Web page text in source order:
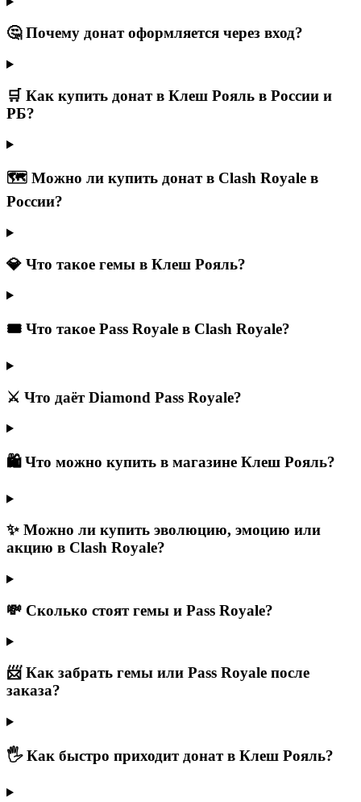
🤔 Почему донат оформляется через вход?
🛒 Как купить донат в Клеш Рояль в России и
РБ?
🗺️ Можно ли купить донат в Clash Royale в
России?
💎 Что такое гемы в Клеш Рояль?
🎟️ Что такое Pass Royale в Clash Royale?
⚔️ Что даёт Diamond Pass Royale?
🛍️ Что можно купить в магазине Клеш Рояль?
✨ Можно ли купить эволюцию, эмоцию или
акцию в Clash Royale?
💸 Сколько стоят гемы и Pass Royale?
📨 Как забрать гемы или Pass Royale после
заказа?
🖐 Как быстро приходит донат в Клеш Рояль?